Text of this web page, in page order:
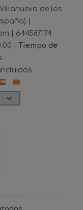
de los
|
|
644587174
| Tiempo de